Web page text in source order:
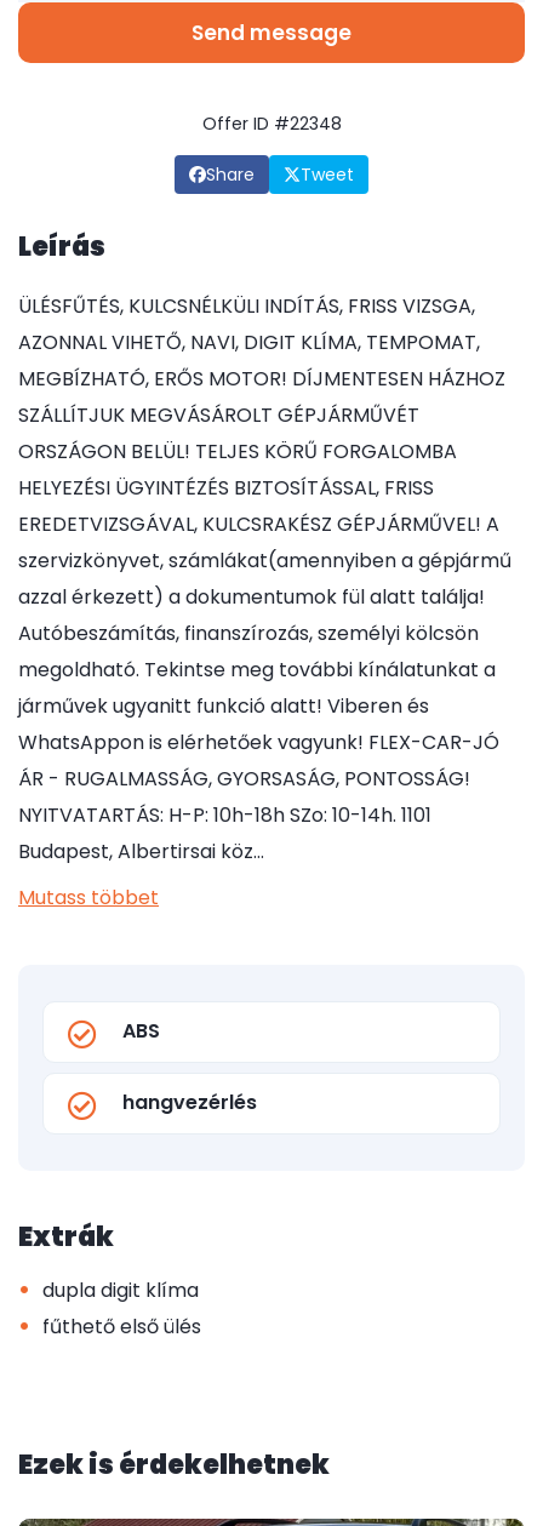
Send message
Offer ID #22348
Share Tweet
Leírás
ÜLÉSFŰTÉS, KULCSNÉLKÜLI INDÍTÁS, FRISS VIZSGA,
AZONNAL VIHETŐ, NAVI, DIGIT KLÍMA, TEMPOMAT,
MEGBÍZHATÓ, ERŐS MOTOR! DÍJMENTESEN HÁZHOZ
SZÁLLÍTJUK MEGVÁSÁROLT GÉPJÁRMŰVÉT
ORSZÁGON BELÜL! TELJES KÖRŰ FORGALOMBA
HELYEZÉSI ÜGYINTÉZÉS BIZTOSÍTÁSSAL, FRISS
EREDETVIZSGÁVAL, KULCSRAKÉSZ GÉPJÁRMŰVEL! A
szervizkönyvet, számlákat(amennyiben a gépjármű
azzal érkezett) a dokumentumok fül alatt találja!
Autóbeszámítás, finanszírozás, személyi kölcsön
megoldható. Tekintse meg további kínálatunkat a
járművek ugyanitt funkció alatt! Viberen és
WhatsAppon is elérhetőek vagyunk! FLEX-CAR-JÓ
ÁR - RUGALMASSÁG, GYORSASÁG, PONTOSSÁG!
NYITVATARTÁS: H-P: 10h-18h SZo: 10-14h. 1101
Budapest, Albertirsai köz…
Mutass többet
ABS
hangvezérlés
Extrák
• dupla digit klíma
• fűthető első ülés
Ezek is érdekelhetnek